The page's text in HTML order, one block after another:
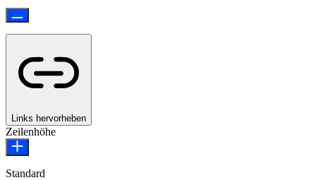
Links hervorheben
Zeilenhöhe
Standard